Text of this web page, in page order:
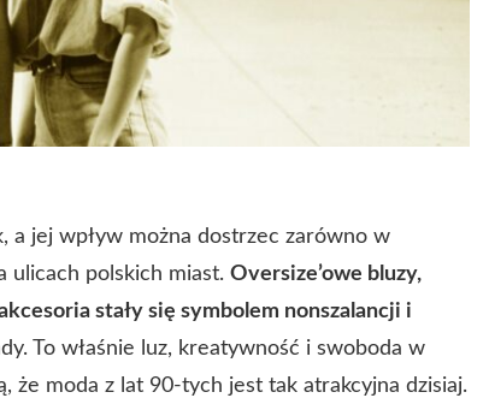
a jej wpływ można dostrzec zarówno w
ulicach polskich miast. Oversize’owe bluzy,
stały się symbolem nonszalancji i
To właśnie luz, kreatywność i swoboda w
że moda z lat 90-tych jest tak atrakcyjna dzisiaj.